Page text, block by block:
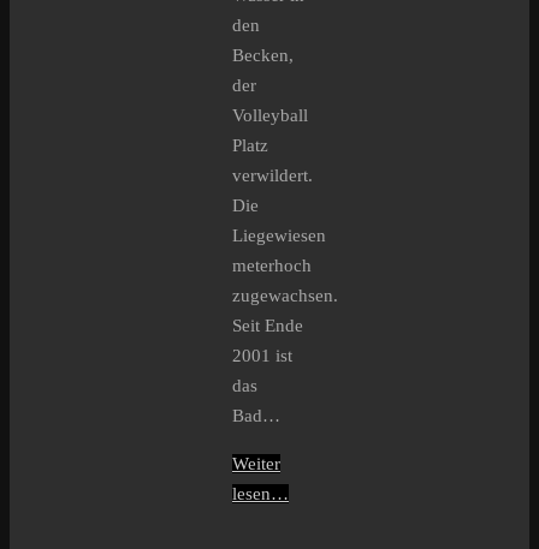
den
Becken,
der
Volleyball
Platz
verwildert.
Die
Liegewiesen
meterhoch
zugewachsen.
Seit Ende
2001 ist
das
Bad…
Weiter
lesen…